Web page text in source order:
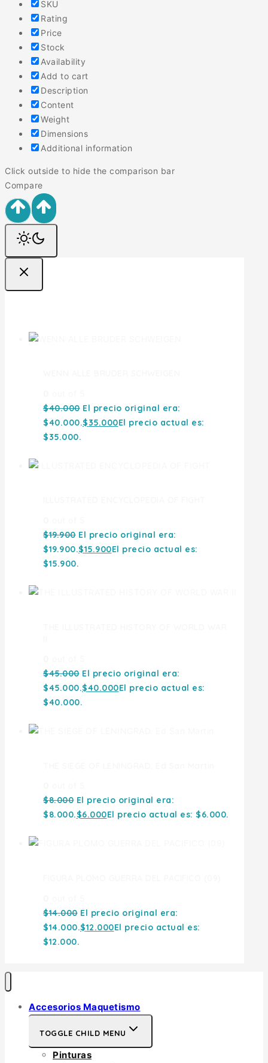
SKU
Rating
Price
Stock
Availability
Add to cart
Description
Content
Weight
Dimensions
Additional information
Click outside to hide the comparison bar
Compare
$40.000 El precio original era:
$40.000.$35.000El precio actual es:
$35.000.
$19.900 El precio original era:
$19.900.$15.900El precio actual es:
$15.900.
$45.000 El precio original era:
$45.000.$40.000El precio actual es:
$40.000.
$8.000 El precio original era:
$8.000.$6.000El precio actual es: $6.000.
$14.000 El precio original era:
$14.000.$12.000El precio actual es:
$12.000.
Accesorios Maquetismo
TOGGLE CHILD MENU
Pinturas